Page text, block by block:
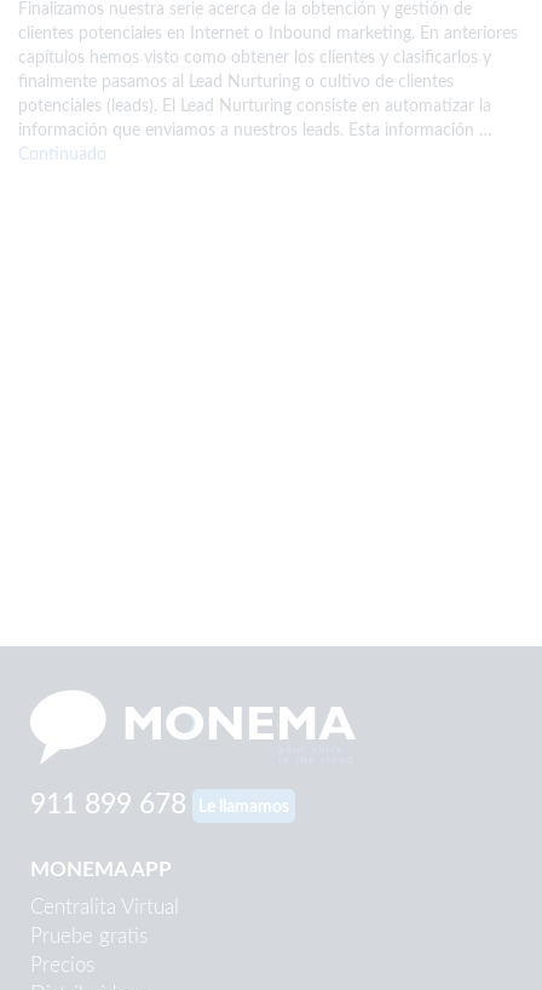
Finalizamos nuestra serie acerca de la obtención y gestión de
clientes potenciales en Internet o Inbound marketing. En anteriores
capítulos hemos visto como obtener los clientes y clasificarlos y
finalmente pasamos al Lead Nurturing o cultivo de clientes
potenciales (leads). El Lead Nurturing consiste en automatizar la
información que enviamos a nuestros leads. Esta información …
Continuado
911 899 678 Le llamamos
MONEMA APP
Centralita Virtual
Pruebe gratis
Precios